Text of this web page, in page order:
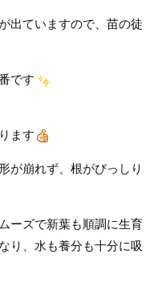
出ていますので、苗の徒
です
ます
が崩れず、根がびっしり
ーズで新葉も順調に生育
り、水も養分も十分に吸